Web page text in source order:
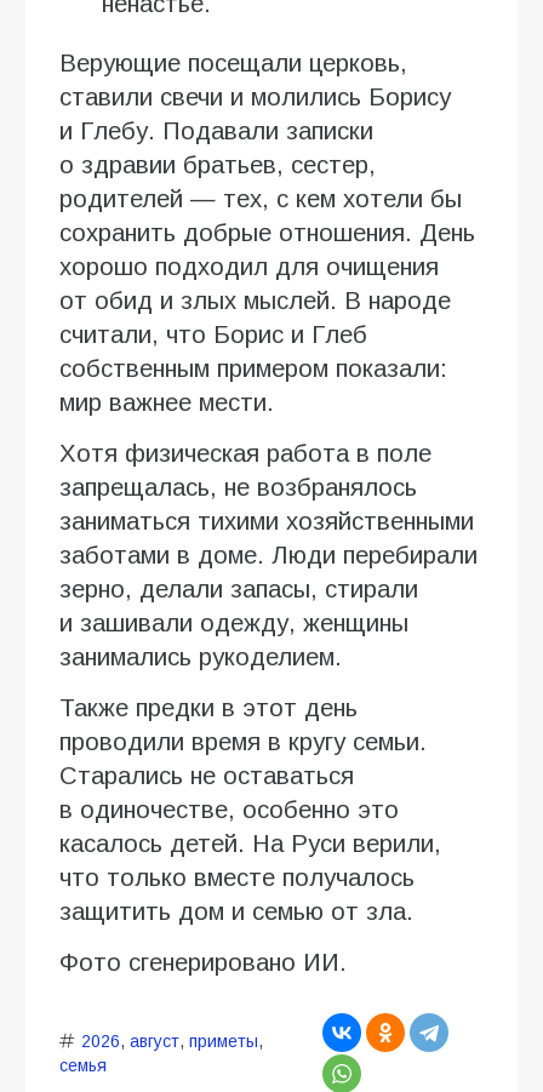
Верующие посещали церковь,
ставили свечи и молились Борису
и Глебу. Подавали записки
о здравии братьев, сестер,
родителей — тех, с кем хотели бы
сохранить добрые отношения. День
хорошо подходил для очищения
от обид и злых мыслей. В народе
считали, что Борис и Глеб
собственным примером показали:
мир важнее мести.
Хотя физическая работа в поле
запрещалась, не возбранялось
заниматься тихими хозяйственными
заботами в доме. Люди перебирали
зерно, делали запасы, стирали
и зашивали одежду, женщины
занимались рукоделием.
Также предки в этот день
проводили время в кругу семьи.
Старались не оставаться
в одиночестве, особенно это
касалось детей. На Руси верили,
что только вместе получалось
защитить дом и семью от зла.
Фото сгенерировано ИИ.
2026, август, приметы,
семья